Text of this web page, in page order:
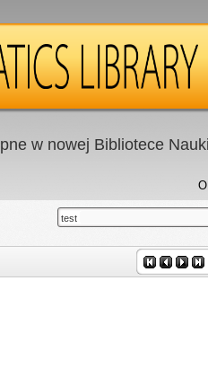
w nowej Bibliotece
test